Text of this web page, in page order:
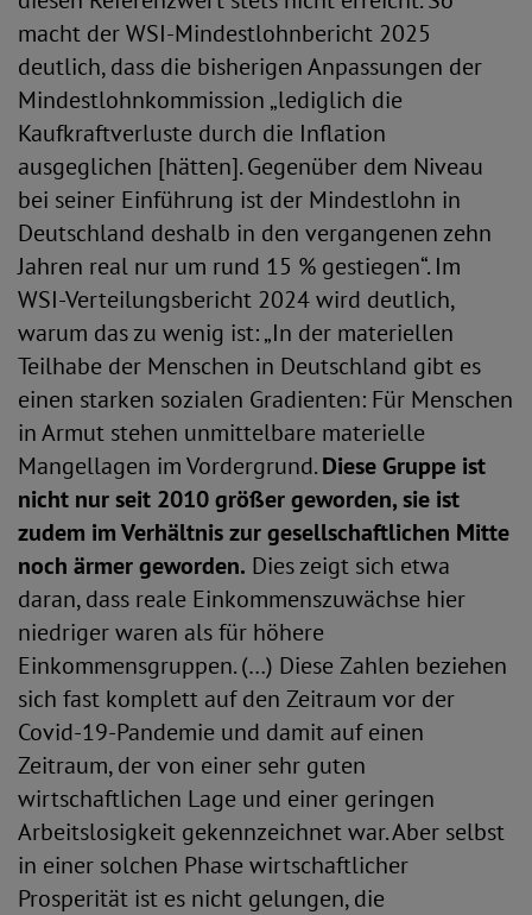
macht der WSI-Mindestlohnbericht 2025
deutlich, dass die bisherigen Anpassungen der
Mindestlohnkommission „lediglich die
Kaufkraftverluste durch die Inflation
ausgeglichen [hätten]. Gegenüber dem Niveau
bei seiner Einführung ist der Mindestlohn in
Deutschland deshalb in den vergangenen zehn
Jahren real nur um rund 15 % gestiegen“. Im
WSI-Verteilungsbericht 2024 wird deutlich,
warum das zu wenig ist: „In der materiellen
Teilhabe der Menschen in Deutschland gibt es
einen starken sozialen Gradienten: Für Menschen
in Armut stehen unmittelbare materielle
Mangellagen im Vordergrund.Diese Gruppe ist
nicht nur seit 2010 größer geworden, sie ist
zudem im Verhältnis zur gesellschaftlichen Mitte
noch ärmer geworden. Dies zeigt sich etwa
daran, dass reale Einkommenszuwächse hier
niedriger waren als für höhere
Einkommensgruppen. (…) Diese Zahlen beziehen
sich fast komplett auf den Zeitraum vor der
Covid-19-Pandemie und damit auf einen
Zeitraum, der von einer sehr guten
wirtschaftlichen Lage und einer geringen
Arbeitslosigkeit gekennzeichnet war. Aber selbst
in einer solchen Phase wirtschaftlicher
Prosperität ist es nicht gelungen, die